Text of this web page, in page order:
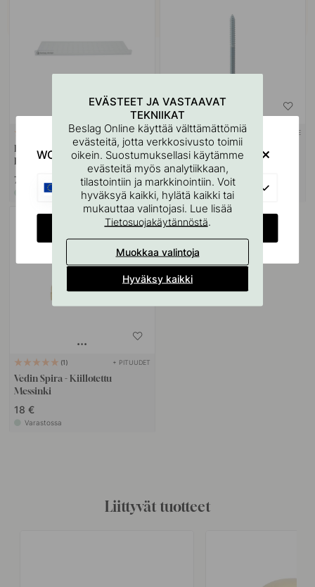
127
Kahvojen Ja Nuppien
Porausmalli
7 €
Varastossa
9 SEINÄKIINNIKE
Ruuvitappi M4x50mm 1 kpl
1.10 €
Varastossa
1 + PITUUDET
Vedin Spira - Kiillotettu
Messinki
18 €
Varastossa
Liittyvät tuotteet
EVÄSTEET JA VASTAAVAT
TEKNIIKAT
Beslag Online käyttää välttämättömiä
evästeitä, jotta verkkosivusto toimii
oikein. Suostumuksellasi käytämme
evästeitä myös analytiikkaan,
tilastointiin ja markkinointiin. Voit
hyväksyä kaikki, hylätä kaikki tai
mukauttaa valintojasi. Lue lisää
Tietosuojakäytännöstä.
Muokkaa valintoja
Hyväksy kaikki
WOULD YOU RATHER VISIT?
EU
CHANGE COUNTRY